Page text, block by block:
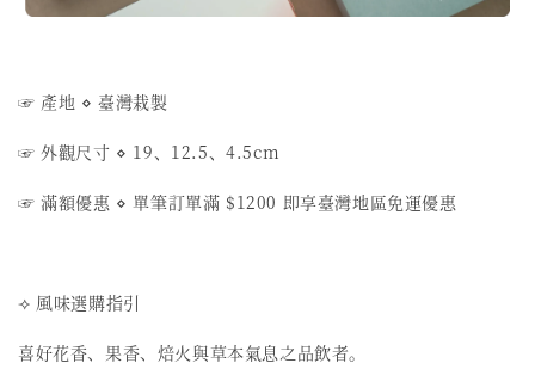
☞ 產地 ⋄ 臺灣栽製
☞ 外觀尺寸 ⋄ 19、12.5、4.5cm
☞ 滿額優惠 ⋄ 單筆訂單滿 $1200 即享臺灣地區免運優惠
⟢ 風味選購指引
喜好花香、果香、焙火與草本氣息之品飲者。